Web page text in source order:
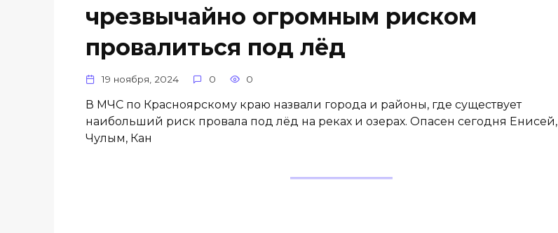
чрезвычайно огромным риском
провалиться под лёд
19 ноября, 2024 0 0
В МЧС по Красноярскому краю назвали города и районы, где существует
наибольший риск провала под лёд на реках и озерах. Опасен сегодня Енисей,
Чулым, Кан